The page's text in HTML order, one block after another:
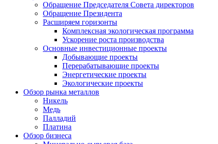
Обращение Председателя Совета директоров
Обращение Президента
Расширяем горизонты
Комплексная экологическая программа
Ускорение роста производства
Основные инвестиционные проекты
Добывающие проекты
Перерабатывающие проекты
Энергетические проекты
Экологические проекты
Обзор рынка металлов
Никель
Медь
Палладий
Платина
Обзор бизнеса